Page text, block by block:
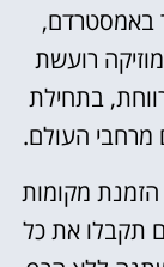
באמסטרדם,
רועשת
בתחילת
מרחבי העולם.
מקומות
תקבלו את כל